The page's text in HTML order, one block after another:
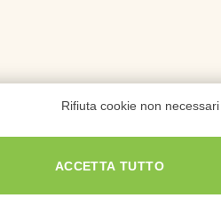
Rifiuta cookie non
ACCETTA TUTTO